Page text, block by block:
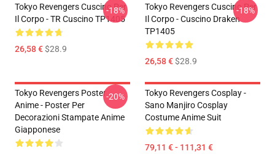
Tokyo Revengers Cuscino Per
Il Corpo - TR Cuscino TP1405
26,58 €$28.9
-18%
Tokyo Revengers Cuscino Per
Il Corpo - Cuscino Draken
TP1405
26,58 €$28.9
-18%
Tokyo Revengers Poster
Anime - Poster Per
Decorazioni Stampate Anime
Giapponese
-20%
Tokyo Revengers Cosplay -
Sano Manjiro Cosplay
Costume Anime Suit
79,11 € - 111,31 €